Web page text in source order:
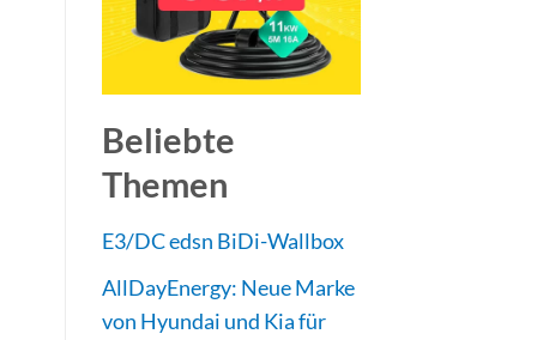
Beliebte
Themen
E3/DC edsn BiDi-Wallbox
AllDayEnergy: Neue Marke
von Hyundai und Kia für